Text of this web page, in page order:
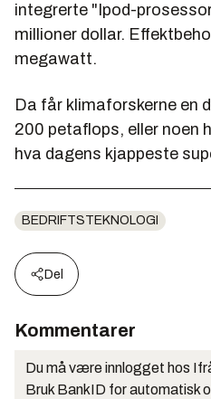
integrerte "Ipod-
millioner dollar.
megawatt.
Da får klimaforskerne en
200 petaflops, eller noen
hva dagens kjappeste
BEDRIFTSTEKNOLOGI
Del
Kommentarer
Du må være innlogget hos
Bruk BankID for automatisk